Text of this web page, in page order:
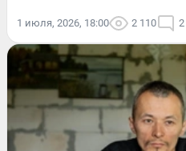
1 июля, 2026, 18:00 2 110 2